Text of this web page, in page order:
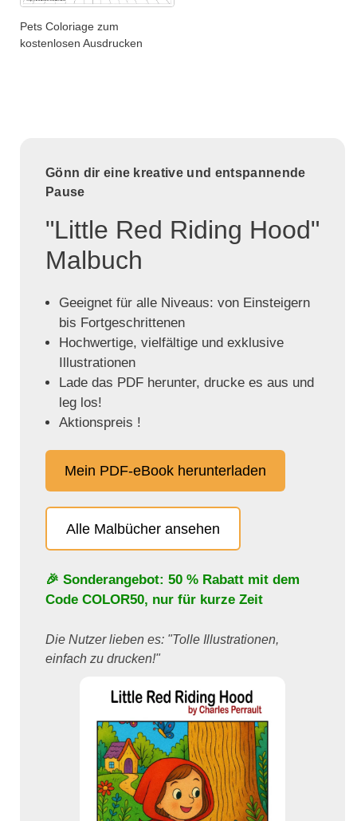
Pets Coloriage zum
kostenlosen Ausdrucken
Gönn dir eine kreative und entspannende
Pause
"Little Red Riding Hood"
Malbuch
Geeignet für alle Niveaus: von Einsteigern
bis Fortgeschrittenen
Hochwertige, vielfältige und exklusive
Illustrationen
Lade das PDF herunter, drucke es aus und
leg los!
Aktionspreis !
Mein PDF-eBook herunterladen
Alle Malbücher ansehen
🎉 Sonderangebot: 50 % Rabatt mit dem
Code COLOR50, nur für kurze Zeit
Die Nutzer lieben es: "Tolle Illustrationen,
einfach zu drucken!"